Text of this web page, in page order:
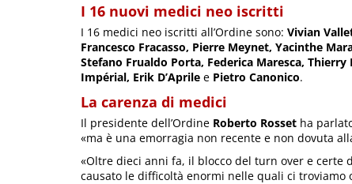
I 16 nuovi medici neo iscritti
I 16 medici neo iscritti all’Ordine sono: Vivian
Francesco Fracasso, Pierre Meynet, Yacinthe
Stefano Frualdo Porta, Federica Maresca,
Impérial, Erik D’Aprile e Pietro Canonico.
La carenza di medici
Il presidente dell’Ordine Roberto Rosset ha
«ma è una emorragia non recente e non dovuta
«Oltre dieci anni fa, il blocco del turn over e certe
causato le difficoltà enormi nelle quali ci troviamo